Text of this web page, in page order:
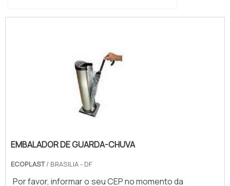
EMBALADOR DE GUARDA-CHUVA
ECOPLAST/ BRASILIA - DF
Por favor, informar o seu CEP no momento da